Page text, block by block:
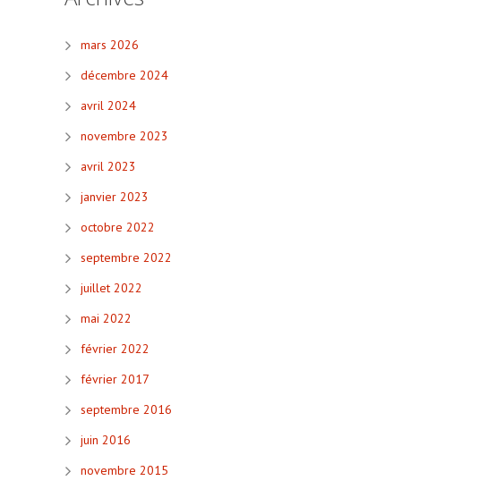
mars 2026
décembre 2024
avril 2024
novembre 2023
avril 2023
janvier 2023
octobre 2022
septembre 2022
juillet 2022
mai 2022
février 2022
février 2017
septembre 2016
juin 2016
novembre 2015